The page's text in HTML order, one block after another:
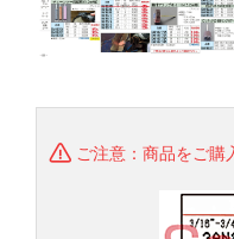
ご注意：商品をご購